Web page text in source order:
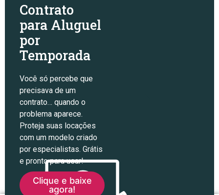
Contrato
para Aluguel
por
Temporada
Você só percebe que
precisava de um
contrato… quando o
problema aparece.
Proteja suas locações
com um modelo criado
por especialistas. Grátis
e pronto para usar!
Clique e baixe
agora!